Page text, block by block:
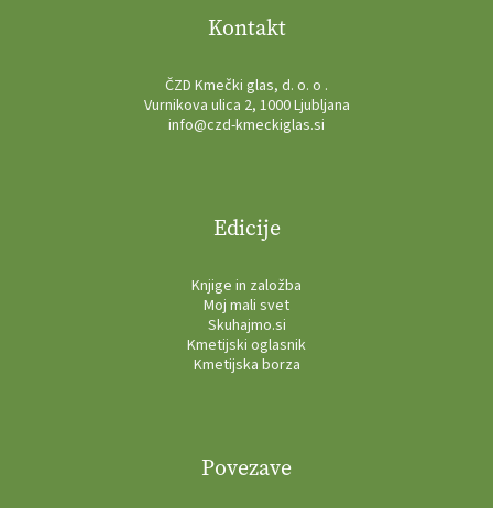
Kontakt
ČZD Kmečki glas, d. o. o .
Vurnikova ulica 2, 1000 Ljubljana
info@czd-kmeckiglas.si
Edicije
Knjige in založba
Moj mali svet
Skuhajmo.si
Kmetijski oglasnik
Kmetijska borza
Povezave